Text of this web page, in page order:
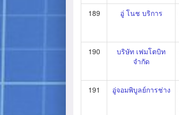
189
อู่ โนช บริการ
190
บริษัท เฟมโตบิท
จำกัด
191
อู่จอมพิบูลย์การช่าง